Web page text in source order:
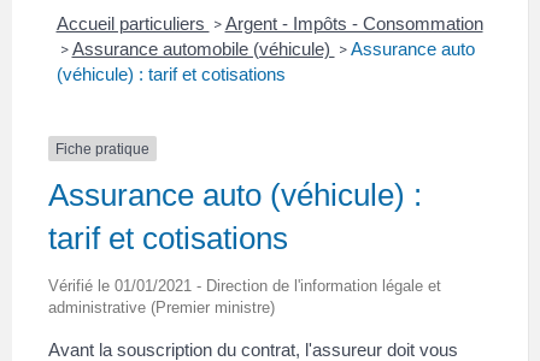
Accueil particuliers > Argent - Impôts - Consommation
> Assurance automobile (véhicule) > Assurance auto
(véhicule) : tarif et cotisations
Fiche pratique
Assurance auto (véhicule) :
tarif et cotisations
Vérifié le 01/01/2021 - Direction de l'information légale et
administrative (Premier ministre)
Avant la souscription du contrat, l'assureur doit vous